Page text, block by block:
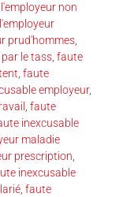
non
prud'hommes,
le tass, faute
, faute
employeur,
, faute
inexcusable
maladie
prescription,
inexcusable
, faute